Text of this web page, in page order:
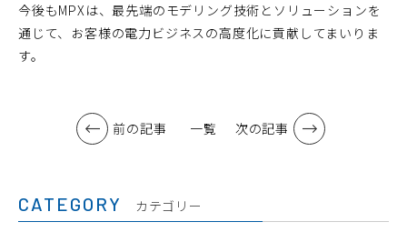
今後もMPXは、最先端のモデリング技術とソリューションを
通じて、お客様の電力ビジネスの高度化に貢献してまいりま
す。
前の記事 一覧 次の記事
CATEGORY カテゴリー